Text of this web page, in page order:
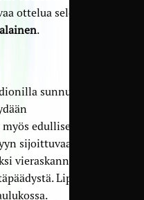
ottelua selostaa
.
sunnuntaina
edullisempia
sijoittuvaan
vieraskannattajille
Lippujen